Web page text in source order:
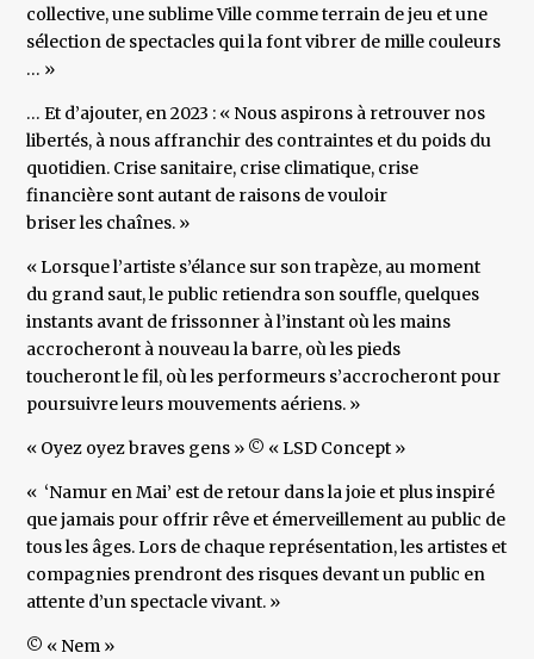
collective, une sublime Ville comme terrain de jeu et une
sélection de spectacles qui la font vibrer de mille couleurs
… »
… Et d’ajouter, en 2023 : « Nous aspirons à retrouver nos
libertés, à nous affranchir des contraintes et du poids du
quotidien. Crise sanitaire, crise climatique, crise
financière sont autant de raisons de vouloir
briser les chaînes. »
« Lorsque l’artiste s’élance sur son trapèze, au moment
du grand saut, le public retiendra son souffle, quelques
instants avant de frissonner à l’instant où les mains
accrocheront à nouveau la barre, où les pieds
toucheront le fil, où les performeurs s’accrocheront pour
poursuivre leurs mouvements aériens. »
« Oyez oyez braves gens » © « LSD Concept »
« ‘Namur en Mai’ est de retour dans la joie et plus inspiré
que jamais pour offrir rêve et émerveillement au public de
tous les âges. Lors de chaque représentation, les artistes et
compagnies prendront des risques devant un public en
attente d’un spectacle vivant. »
© « Nem »